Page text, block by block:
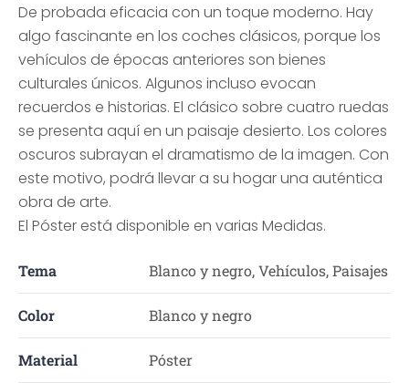
De probada eficacia con un toque moderno. Hay
algo fascinante en los coches clásicos, porque los
vehículos de épocas anteriores son bienes
culturales únicos. Algunos incluso evocan
recuerdos e historias. El clásico sobre cuatro ruedas
se presenta aquí en un paisaje desierto. Los colores
oscuros subrayan el dramatismo de la imagen. Con
este motivo, podrá llevar a su hogar una auténtica
obra de arte.
El Póster está disponible en varias Medidas.
Tema Blanco y negro, Vehículos, Paisajes
Color Blanco y negro
Material Póster